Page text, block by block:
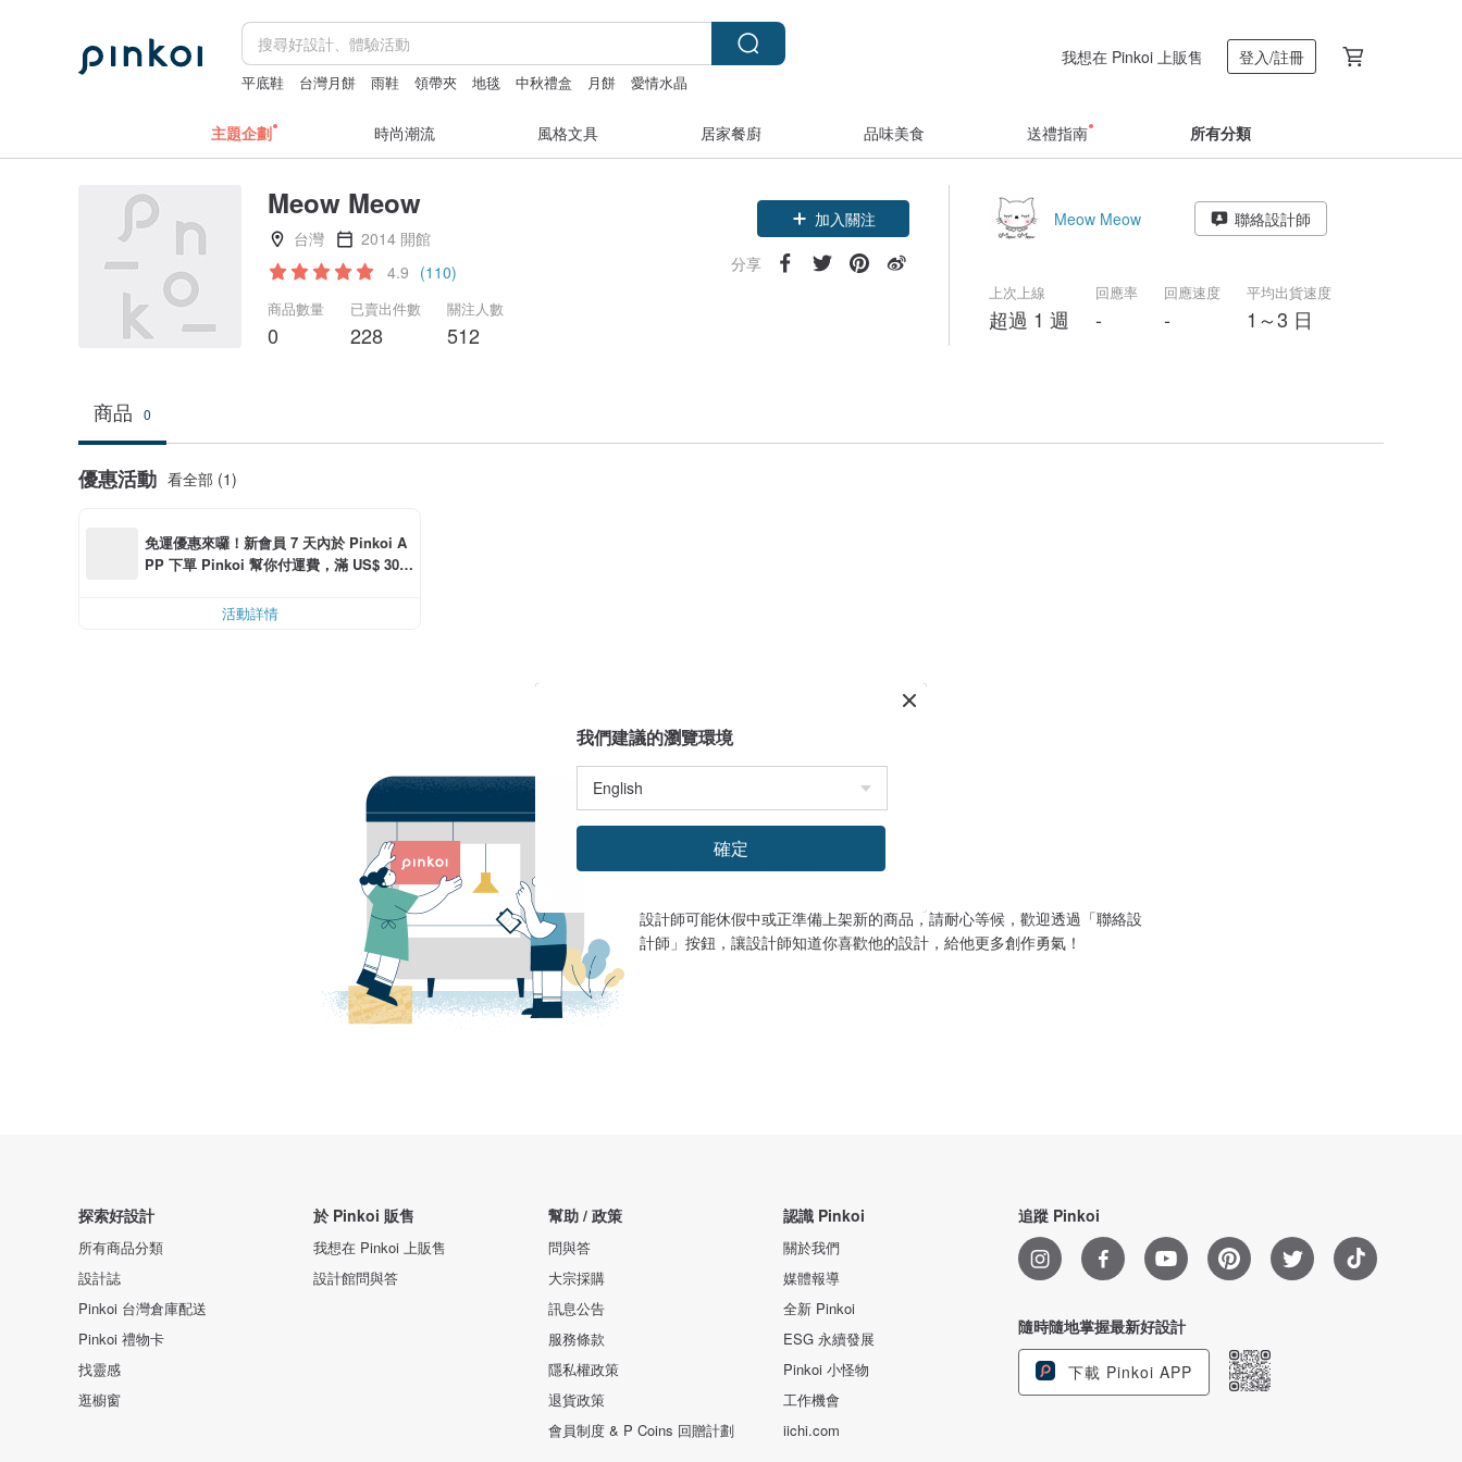
平底鞋 台灣月餅 雨鞋 領帶夾 地毯 中秋禮盒 月餅 愛情水晶
我想在 Pinkoi 上販售 登入/註冊
主題企劃 時尚潮流 風格文具 居家餐廚 品味美食 送禮指南 所有分類
Meow Meow
台灣
2014 開館
4.9 (110)
商品數量
0
已賣出件數
228
關注人數
512
加入關注
分享
Meow Meow 聯絡設計師
上次上線
超過 1 週
回應率
-
回應速度
-
平均出貨速度
1～3 日
商品 0
優惠活動 看全部 (1)
免運優惠來囉！新會員 7 天內於 Pinkoi A
PP 下單 Pinkoi 幫你付運費，滿 US$ 30.0
活動詳情
設計館目前沒有商品
設計師可能休假中或正準備上架新的商品，請耐心等候，歡迎透過「聯絡設
計師」按鈕，讓設計師知道你喜歡他的設計，給他更多創作勇氣！
探索好設計
所有商品分類
設計誌
Pinkoi 台灣倉庫配送
Pinkoi 禮物卡
找靈感
逛櫥窗
於 Pinkoi 販售
我想在 Pinkoi 上販售
設計館問與答
幫助 / 政策
問與答
大宗採購
訊息公告
服務條款
隱私權政策
退貨政策
會員制度 & P Coins 回贈計劃
認識 Pinkoi
關於我們
媒體報導
全新 Pinkoi
ESG 永續發展
Pinkoi 小怪物
工作機會
iichi.com
追蹤 Pinkoi
隨時隨地掌握最新好設計
下載 Pinkoi APP
我們建議的瀏覽環境
確定